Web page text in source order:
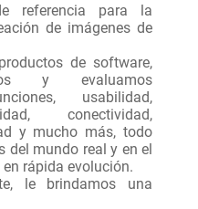
referencia para la
de imágenes de
de software,
y evaluamos
usabilidad,
conectividad,
y mucho más, todo
del mundo real y en el
rápida evolución.
le brindamos una